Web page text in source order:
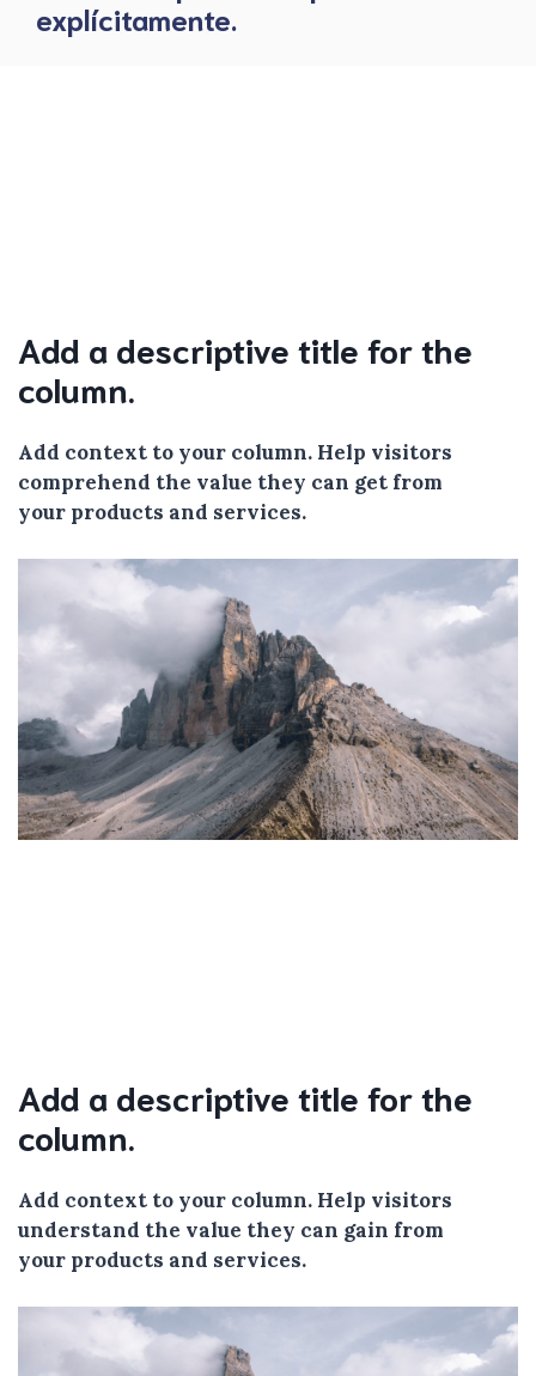
explícitamente.
Add a descriptive title for the
column.
Add context to your column. Help visitors
comprehend the value they can get from
your products and services.
Add a descriptive title for the
column.
Add context to your column. Help visitors
understand the value they can gain from
your products and services.